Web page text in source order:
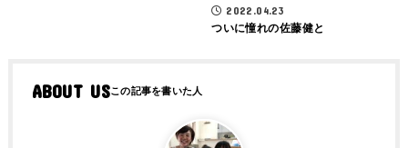
2022.04.23
ついに憧れの佐藤健と
ABOUT US